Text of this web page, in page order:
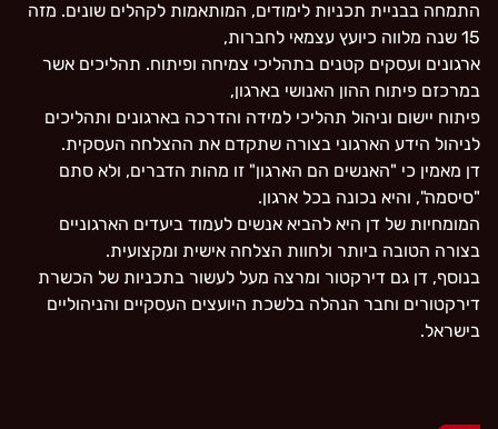
התמחה בבניית תכניות לימודים, המותאמות לקהלים שונים. מזה
15 שנה מלווה כיועץ עצמאי לחברות,
ארגונים ועסקים קטנים בתהליכי צמיחה ופיתוח. תהליכים אשר
במרכזם פיתוח ההון האנושי בארגון,
פיתוח יישום וניהול תהליכי למידה והדרכה בארגונים ותהליכים
לניהול הידע הארגוני בצורה שתקדם את ההצלחה העסקית.
דן מאמין כי "האנשים הם הארגון" זו מהות הדברים, ולא סתם
"סיסמה", והיא נכונה בכל ארגון.
המומחיות של דן היא להביא אנשים לעמוד ביעדים הארגוניים
בצורה הטובה ביותר ולחוות הצלחה אישית ומקצועית.
בנוסף, דן גם דירקטור ומרצה מעל לעשור בתכניות של הכשרת
דירקטורים וחבר הנהלה בלשכת היועצים העסקיים והניהוליים
בישראל.